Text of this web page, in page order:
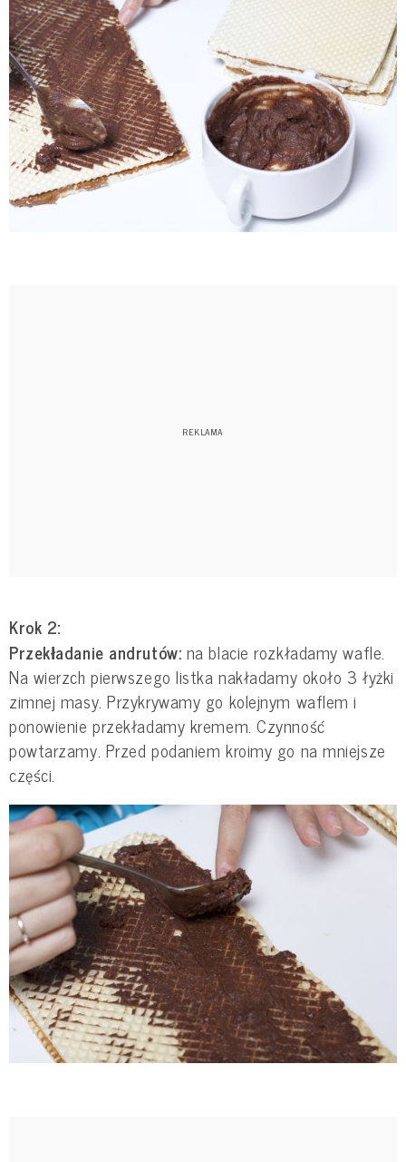
Krok 2:
Przekładanie andrutów: na blacie rozkładamy wafle.
Na wierzch pierwszego listka nakładamy około 3 łyżki
zimnej masy. Przykrywamy go kolejnym waflem i
ponowienie przekładamy kremem. Czynność
powtarzamy. Przed podaniem kroimy go na mniejsze
części.